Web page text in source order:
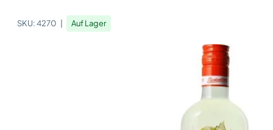
SKU:4270 Auf Lager